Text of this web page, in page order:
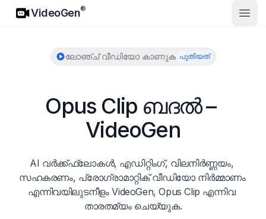
VideoGen
VideoGen®
ലോഞ്ച് വീഡിയോ കാണുക പുതിയത്
Opus Clip ബദൽ –
VideoGen
AI വർക്ക്ഫ്ലോകൾ, എഡിറ്റിംഗ്, വിലനിർണ്ണയം,
സഹകരണം, പ്രോഗ്രാമാറ്റിക് വീഡിയോ നിർമ്മാണം
എന്നിവയിലുടനീളം VideoGen, Opus Clip എന്നിവ
താരതമ്യം ചെയ്യുക.